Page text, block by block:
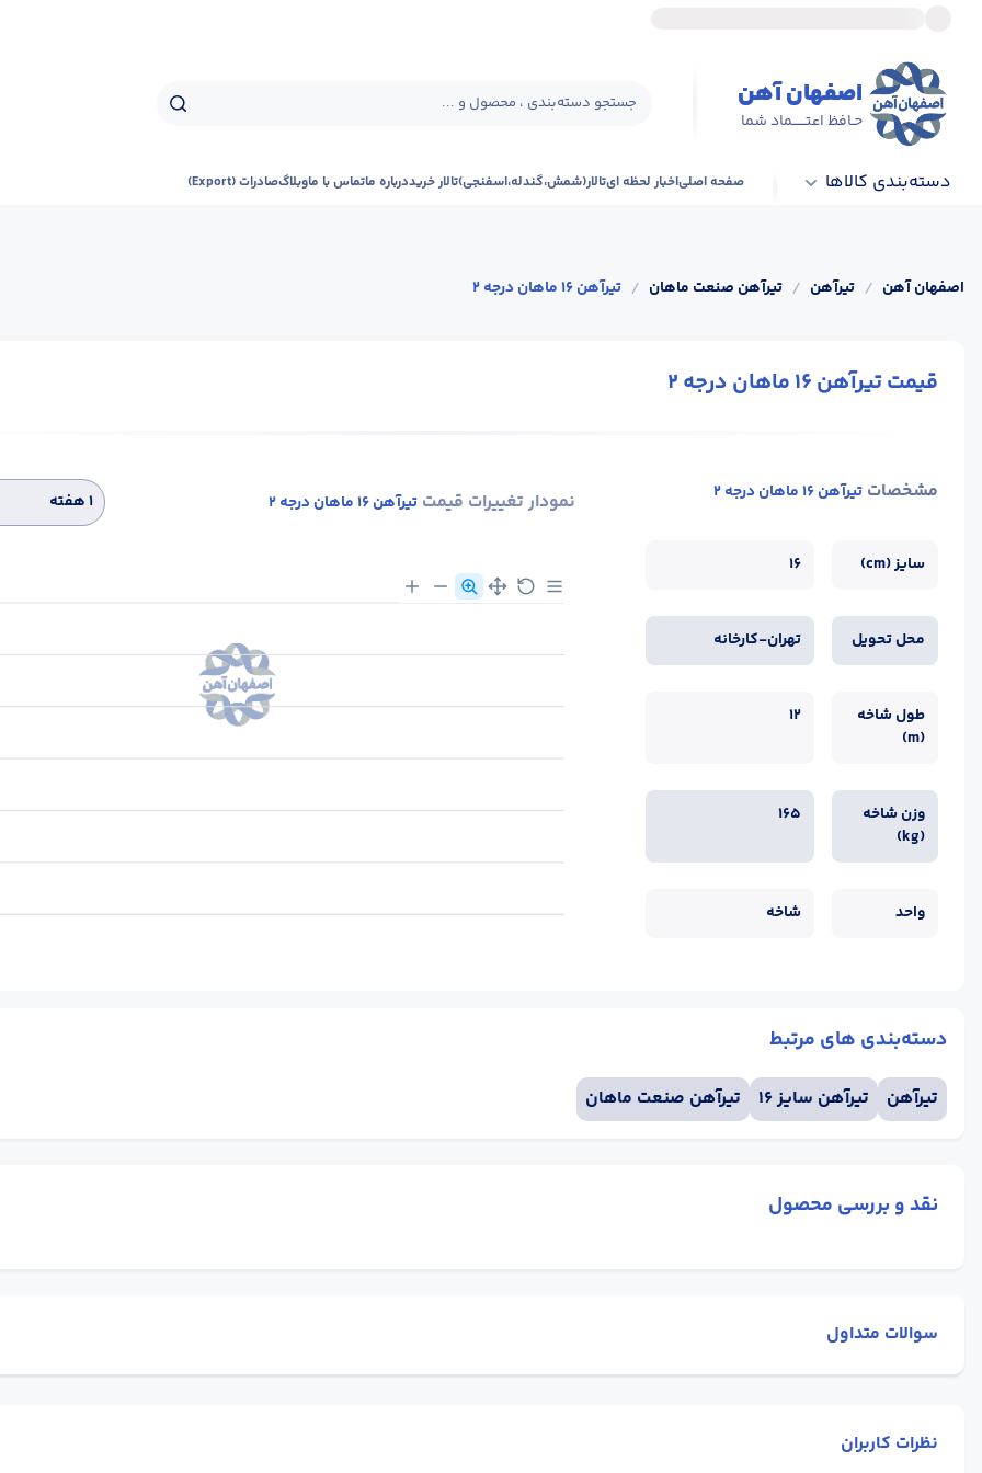
اصفهان آهن
حـافظ اعتــــــماد شما
جستجو دسته‌بندی ، محصول و ...
دسته‌بندی کالاها صفحه اصلیاخبار لحظه ایتالار(شمش،گندله،اسفنجی)تالار خریددرباره ماتماس با ماوبلاگصادرات (Export)
اصفهان آهن / تیرآهن / تیرآهن صنعت ماهان / تیرآهن 16 ماهان درجه 2
قیمت تیرآهن 16 ماهان درجه 2
مشخصات تیرآهن 16 ماهان درجه 2
سایز (cm) 16
محل تحویل تهران-کارخانه
طول شاخه
(m)
12
وزن شاخه
(kg)
165
واحد شاخه
نمودار تغییرات قیمت تیرآهن 16 ماهان درجه 2 ۱ هفته
دسته‌بندی های مرتبط
تیرآهن تیرآهن سایز 16 تیرآهن صنعت ماهان
نقد و بررسی محصول
سوالات متداول
نظرات کاربران